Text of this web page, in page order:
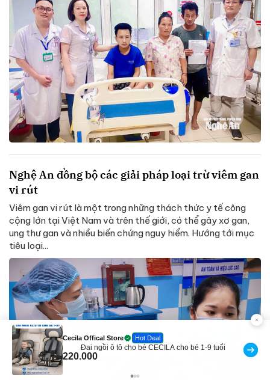
Nghệ An đồng bộ các giải pháp loại trừ viêm gan
vi rút
Viêm gan vi rút là một trong những thách thức y tế công
cộng lớn tại Việt Nam và trên thế giới, có thể gây xơ gan,
ung thư gan và nhiều biến chứng nguy hiểm. Hướng tới mục
tiêu loại...
Cecila Offical Store Hot Deal
Đai ngồi ô tô cho bé CECILA cho bé 1-9 tuổi
220.000